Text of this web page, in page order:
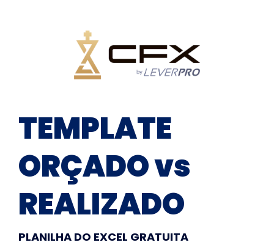
TEMPLATE
ORÇADO vs
REALIZADO
PLANILHA DO EXCEL GRATUITA